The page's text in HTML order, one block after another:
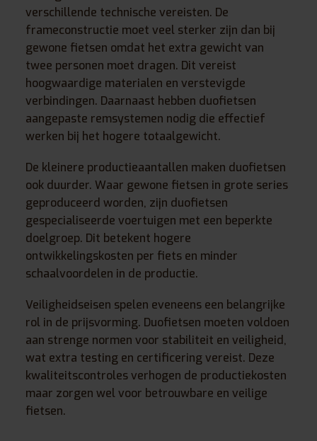
verschillende technische vereisten. De
frameconstructie moet veel sterker zijn dan bij
gewone fietsen omdat het extra gewicht van
twee personen moet dragen. Dit vereist
hoogwaardige materialen en verstevigde
verbindingen. Daarnaast hebben duofietsen
aangepaste remsystemen nodig die effectief
werken bij het hogere totaalgewicht.
De kleinere productieaantallen maken duofietsen
ook duurder. Waar gewone fietsen in grote series
geproduceerd worden, zijn duofietsen
gespecialiseerde voertuigen met een beperkte
doelgroep. Dit betekent hogere
ontwikkelingskosten per fiets en minder
schaalvoordelen in de productie.
Veiligheidseisen spelen eveneens een belangrijke
rol in de prijsvorming. Duofietsen moeten voldoen
aan strenge normen voor stabiliteit en veiligheid,
wat extra testing en certificering vereist. Deze
kwaliteitscontroles verhogen de productiekosten
maar zorgen wel voor betrouwbare en veilige
fietsen.